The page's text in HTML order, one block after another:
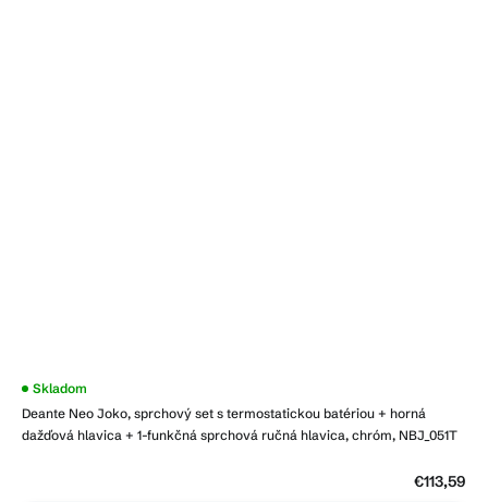
Deante Neo Joko, sprchový set s termostatickou batériou + horná
dažďová hlavica + 1-funkčná sprchová ručná hlavica, chróm, NBJ_051T
Priemerné
produktu
je
Skladom
€113,59